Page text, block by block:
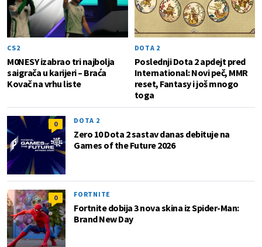
CS2
M0NESY izabrao tri najbolja
saigrača u karijeri – Braća
Kovač na vrhu liste
DOTA 2
Poslednji Dota 2 apdejt pred
International: Novi peč, MMR
reset, Fantasy i još mnogo
toga
0 DOTA 2
Zero 10 Dota 2 sastav danas debituje na
Games of the Future 2026
0 FORTNITE
Fortnite dobija 3 nova skina iz Spider-Man:
Brand New Day